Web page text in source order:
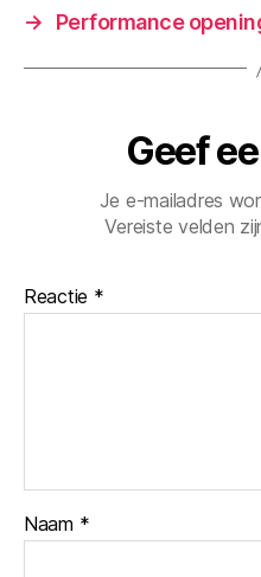
→
Performance
Geef
Je e-mailadres
Vereiste velden
Reactie *
Naam *